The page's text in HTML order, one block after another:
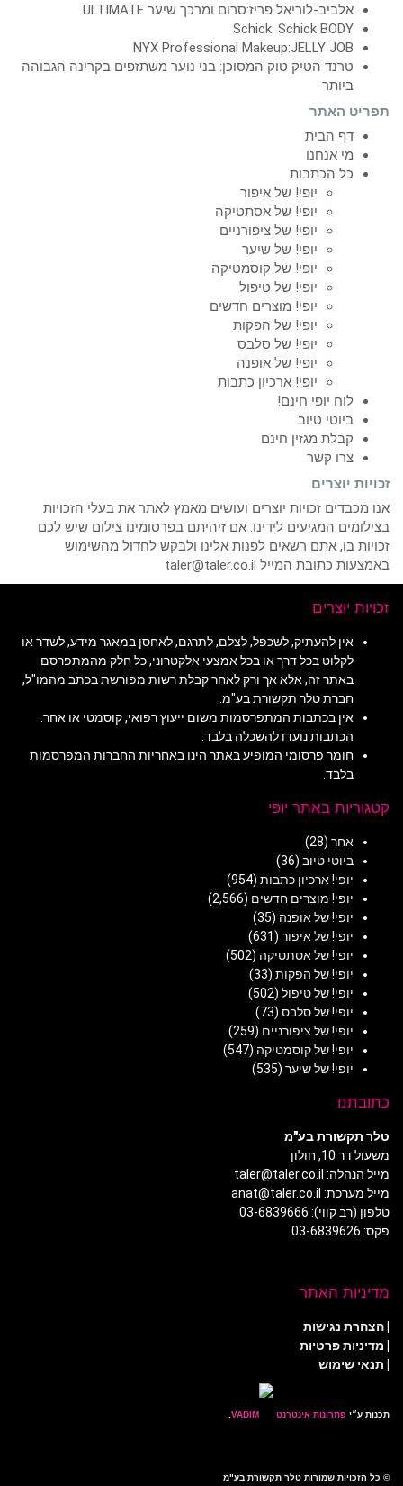
אלביב-לוריאל פריז:סרום ומרכך שיער ULTIMATE
Schick: Schick BODY
NYX Professional Makeup:JELLY JOB
טרנד הטיק טוק המסוכן: בני נוער משתזפים בקרינה הגבוהה
ביותר
תפריט האתר
דף הבית
מי אנחנו
כל הכתבות
יופי! של איפור
יופי! של אסתטיקה
יופי! של ציפורניים
יופי! של שיער
יופי! של קוסמטיקה
יופי! של טיפול
יופי! מוצרים חדשים
יופי! של הפקות
יופי! של סלבס
יופי! של אופנה
יופי! ארכיון כתבות
לוח יופי חינם!
ביוטי טיוב
קבלת מגזין חינם
צרו קשר
זכויות יוצרים
אנו מכבדים זכויות יוצרים ועושים מאמץ לאתר את בעלי הזכויות
בצילומים המגיעים לידינו. אם זיהיתם בפרסומינו צילום שיש לכם
זכויות בו, אתם רשאים לפנות אלינו ולבקש לחדול מהשימוש
באמצעות כתובת המייל taler@taler.co.il
זכויות יוצרים
אין להעתיק, לשכפל, לצלם, לתרגם, לאחסן במאגר מידע, לשדר או
לקלוט בכל דרך או בכל אמצעי אלקטרוני, כל חלק מהמתפרסם
באתר זה, אלא אך ורק לאחר קבלת רשות מפורשת בכתב מהמו"ל,
חברת טלר תקשורת בע"מ.
אין בכתבות המתפרסמות משום ייעוץ רפואי, קוסמטי או אחר.
הכתבות נועדו להשכלה בלבד.
חומר פרסומי המופיע באתר הינו באחריות החברות המפרסמות
בלבד.
קטגוריות באתר יופי
אחר (28)
ביוטי טיוב (36)
יופי! ארכיון כתבות (954)
יופי! מוצרים חדשים (2,566)
יופי! של אופנה (35)
יופי! של איפור (631)
יופי! של אסתטיקה (502)
יופי! של הפקות (33)
יופי! של טיפול (502)
יופי! של סלבס (73)
יופי! של ציפורניים (259)
יופי! של קוסמטיקה (547)
יופי! של שיער (535)
כתובתנו
טלר תקשורת בע"מ
משעול דר 10, חולון
מייל הנהלה: taler@taler.co.il
מייל מערכת: anat@taler.co.il
טלפון (רב קווי): 03-6839666
פקס: 03-6839626
מדיניות האתר
הצהרת נגישות
מדיניות פרטיות
| תנאי שימוש
תכנות ע״י פתרונות אינטרנט
© כל הזכויות שמורות טלר תקשורת בע"מ